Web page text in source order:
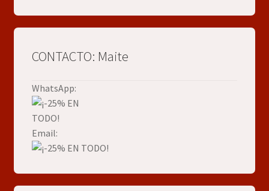
CONTACTO: Maite
WhatsApp:
Email: